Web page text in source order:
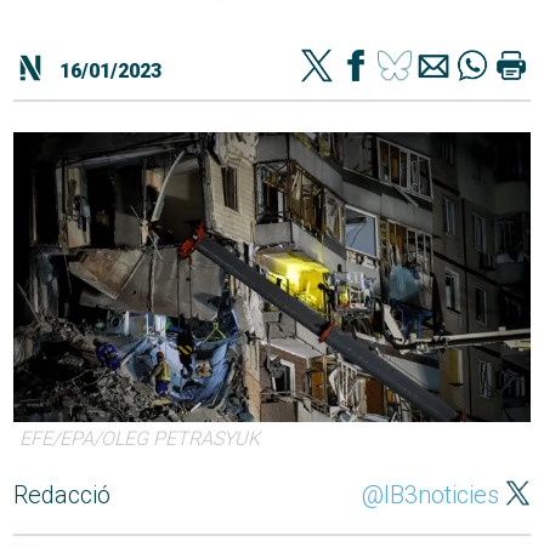
16/01/2023
EFE/EPA/OLEG PETRASYUK
Redacció @IB3noticies